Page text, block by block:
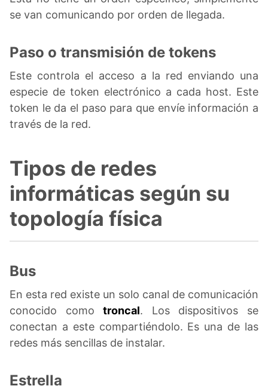
se van comunicando por orden de llegada.
Paso o transmisión de tokens
Este controla el acceso a la red enviando una
especie de token electrónico a cada host. Este
token le da el paso para que envíe información a
través de la red.
Tipos de redes
informáticas según su
topología física
Bus
En esta red existe un solo canal de comunicación
conocido comotroncal. Los dispositivos se
conectan a este compartiéndolo. Es una de las
redes más sencillas de instalar.
Estrella